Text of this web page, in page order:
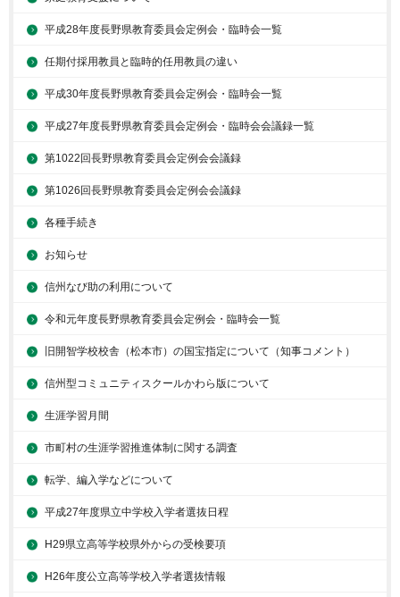
平成28年度長野県教育委員会定例会・臨時会一覧
任期付採用教員と臨時的任用教員の違い
平成30年度長野県教育委員会定例会・臨時会一覧
平成27年度長野県教育委員会定例会・臨時会会議録一覧
第1022回長野県教育委員会定例会会議録
第1026回長野県教育委員会定例会会議録
各種手続き
お知らせ
信州なび助の利用について
令和元年度長野県教育委員会定例会・臨時会一覧
旧開智学校校舎（松本市）の国宝指定について（知事コメント）
信州型コミュニティスクールかわら版について
生涯学習月間
市町村の生涯学習推進体制に関する調査
転学、編入学などについて
平成27年度県立中学校入学者選抜日程
H29県立高等学校県外からの受検要項
H26年度公立高等学校入学者選抜情報